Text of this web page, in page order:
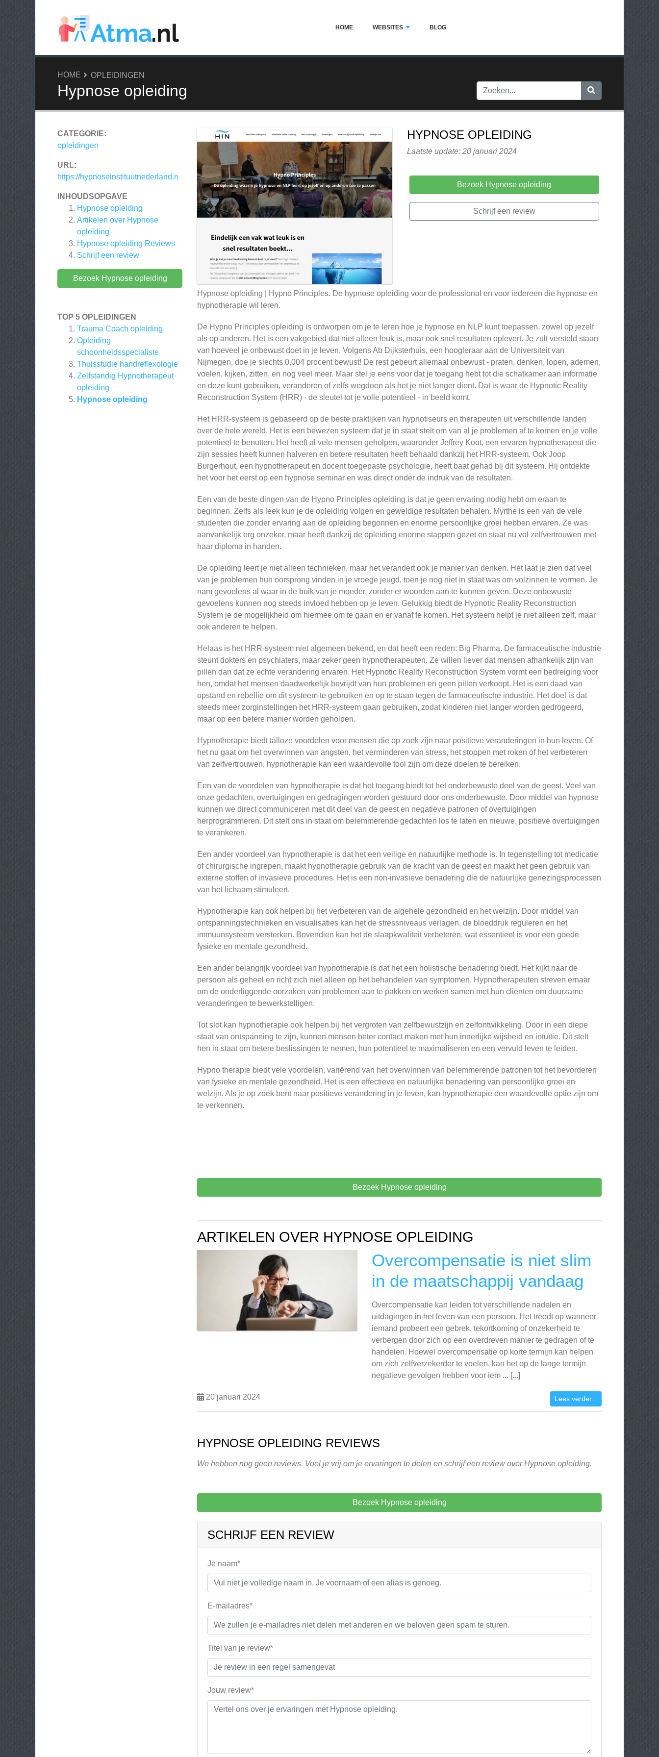
HOME WEBSITES BLOG
HOME OPLEIDINGEN
Hypnose opleiding
CATEGORIE:
opleidingen
URL:
https://hypnoseinstituutnederland.n
INHOUDSOPGAVE
Hypnose opleiding
Artikelen over Hypnose
opleiding
Hypnose opleiding Reviews
Schrijf een review
Bezoek Hypnose opleiding
TOP 5 OPLEIDINGEN
Trauma Coach opleiding
Opleiding
schoonheidsspecialiste
Thuisstudie handreflexologie
Zelfstandig Hypnotherapeut
opleiding
Hypnose opleiding
HYPNOSE OPLEIDING
Laatste update: 20 januari 2024
Bezoek Hypnose opleiding
Schrijf een review
Hypnose opleiding | Hypno Principles. De hypnose opleiding voor de professional en voor iedereen die hypnose en
hypnotherapie wil leren.
De Hypno Principles opleiding is ontworpen om je te leren hoe je hypnose en NLP kunt toepassen, zowel op jezelf
als op anderen. Het is een vakgebied dat niet alleen leuk is, maar ook snel resultaten oplevert. Je zult versteld staan ​​
van hoeveel je onbewust doet in je leven. Volgens Ab Dijksterhuis, een hoogleraar aan de Universiteit van
Nijmegen, doe je slechts 0,004 procent bewust! De rest gebeurt allemaal onbewust - praten, denken, lopen, ademen,
voelen, kijken, zitten, en nog veel meer. Maar stel je eens voor dat je toegang hebt tot die schatkamer aan informatie
en deze kunt gebruiken, veranderen of zelfs wegdoen als het je niet langer dient. Dat is waar de Hypnotic Reality
Reconstruction System (HRR) - de sleutel tot je volle potentieel - in beeld komt.
Het HRR-systeem is gebaseerd op de beste praktijken van hypnotiseurs en therapeuten uit verschillende landen
over de hele wereld. Het is een bewezen systeem dat je in staat stelt om van al je problemen af te komen en je volle
potentieel te benutten. Het heeft al vele mensen geholpen, waaronder Jeffrey Koot, een ervaren hypnotherapeut die
zijn sessies heeft kunnen halveren en betere resultaten heeft behaald dankzij het HRR-systeem. Ook Joop
Burgerhout, een hypnotherapeut en docent toegepaste psychologie, heeft baat gehad bij dit systeem. Hij ontdekte
het voor het eerst op een hypnose seminar en was direct onder de indruk van de resultaten.
Een van de beste dingen van de Hypno Principles opleiding is dat je geen ervaring nodig hebt om eraan te
beginnen. Zelfs als leek kun je de opleiding volgen en geweldige resultaten behalen. Myrthe is een van de vele
studenten die zonder ervaring aan de opleiding begonnen en enorme persoonlijke groei hebben ervaren. Ze was
aanvankelijk erg onzeker, maar heeft dankzij de opleiding enorme stappen gezet en staat nu vol zelfvertrouwen met
haar diploma in handen.
De opleiding leert je niet alleen technieken, maar het verandert ook je manier van denken. Het laat je zien dat veel
van je problemen hun oorsprong vinden in je vroege jeugd, toen je nog niet in staat was om volzinnen te vormen. Je
nam gevoelens al waar in de buik van je moeder, zonder er woorden aan te kunnen geven. Deze onbewuste
gevoelens kunnen nog steeds invloed hebben op je leven. Gelukkig biedt de Hypnotic Reality Reconstruction
System je de mogelijkheid om hiermee om te gaan en er vanaf te komen. Het systeem helpt je niet alleen zelf, maar
ook anderen te helpen.
Helaas is het HRR-systeem niet algemeen bekend, en dat heeft een reden: Big Pharma. De farmaceutische industrie
steunt dokters en psychiaters, maar zeker geen hypnotherapeuten. Ze willen liever dat mensen afhankelijk zijn van
pillen dan dat ze echte verandering ervaren. Het Hypnotic Reality Reconstruction System vormt een bedreiging voor
hen, omdat het mensen daadwerkelijk bevrijdt van hun problemen en geen pillen verkoopt. Het is een daad van
opstand en rebellie om dit systeem te gebruiken en op te staan tegen de farmaceutische industrie. Het doel is dat
steeds meer zorginstellingen het HRR-systeem gaan gebruiken, zodat kinderen niet langer worden gedrogeerd,
maar op een betere manier worden geholpen.
Hypnotherapie biedt talloze voordelen voor mensen die op zoek zijn naar positieve veranderingen in hun leven. Of
het nu gaat om het overwinnen van angsten, het verminderen van stress, het stoppen met roken of het verbeteren
van zelfvertrouwen, hypnotherapie kan een waardevolle tool zijn om deze doelen te bereiken.
Een van de voordelen van hypnotherapie is dat het toegang biedt tot het onderbewuste deel van de geest. Veel van
onze gedachten, overtuigingen en gedragingen worden gestuurd door ons onderbewuste. Door middel van hypnose
kunnen we direct communiceren met dit deel van de geest en negatieve patronen of overtuigingen
herprogrammeren. Dit stelt ons in staat om belemmerende gedachten los te laten en nieuwe, positieve overtuigingen
te verankeren.
Een ander voordeel van hypnotherapie is dat het een veilige en natuurlijke methode is. In tegenstelling tot medicatie
of chirurgische ingrepen, maakt hypnotherapie gebruik van de kracht van de geest en maakt het geen gebruik van
externe stoffen of invasieve procedures. Het is een non-invasieve benadering die de natuurlijke genezingsprocessen
van het lichaam stimuleert.
Hypnotherapie kan ook helpen bij het verbeteren van de algehele gezondheid en het welzijn. Door middel van
ontspanningstechnieken en visualisaties kan het de stressniveaus verlagen, de bloeddruk reguleren en het
immuunsysteem versterken. Bovendien kan het de slaapkwaliteit verbeteren, wat essentieel is voor een goede
fysieke en mentale gezondheid.
Een ander belangrijk voordeel van hypnotherapie is dat het een holistische benadering biedt. Het kijkt naar de
persoon als geheel en richt zich niet alleen op het behandelen van symptomen. Hypnotherapeuten streven ernaar
om de onderliggende oorzaken van problemen aan te pakken en werken samen met hun cliënten om duurzame
veranderingen te bewerkstelligen.
Tot slot kan hypnotherapie ook helpen bij het vergroten van zelfbewustzijn en zelfontwikkeling. Door in een diepe
staat van ontspanning te zijn, kunnen mensen beter contact maken met hun innerlijke wijsheid en intuïtie. Dit stelt
hen in staat om betere beslissingen te nemen, hun potentieel te maximaliseren en een vervuld leven te leiden.
Hypno therapie biedt vele voordelen, variërend van het overwinnen van belemmerende patronen tot het bevorderen
van fysieke en mentale gezondheid. Het is een effectieve en natuurlijke benadering van persoonlijke groei en
welzijn. Als je op zoek bent naar positieve verandering in je leven, kan hypnotherapie een waardevolle optie zijn om
te verkennen.
Bezoek Hypnose opleiding
ARTIKELEN OVER HYPNOSE OPLEIDING
Overcompensatie is niet slim
in de maatschappij vandaag
Overcompensatie kan leiden tot verschillende nadelen en
uitdagingen in het leven van een persoon. Het treedt op wanneer
iemand probeert een gebrek, tekortkoming of onzekerheid te
verbergen door zich op een overdreven manier te gedragen of te
handelen. Hoewel overcompensatie op korte termijn kan helpen
om zich zelfverzekerder te voelen, kan het op de lange termijn
negatieve gevolgen hebben voor iem ... [...]
20 januari 2024 Lees verder...
HYPNOSE OPLEIDING REVIEWS
We hebben nog geen reviews. Voel je vrij om je ervaringen te delen en schrijf een review over Hypnose opleiding.
Bezoek Hypnose opleiding
SCHRIJF EEN REVIEW
Je naam*
E-mailadres*
Titel van je review*
Jouw review*